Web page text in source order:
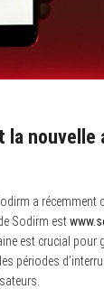
la nouvelle
a récemment
Sodirm est
est crucial pour
périodes